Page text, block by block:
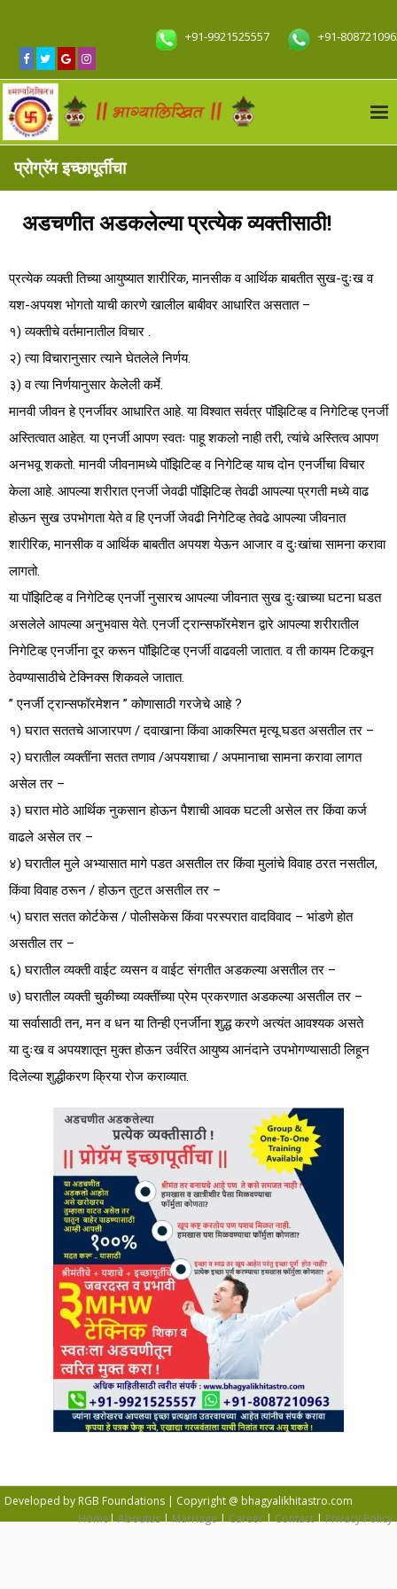
+91-9921525557 +91-
आमच्या सेवा
प्रोग्रॅम इच्छापूर्तीचा
अडचणीत अडकलेल्या प्रत्येक व्यक्तीसाठी!
प्रत्येक व्यक्ती तिच्या आयुष्यात शारीरिक, मानसीक व आर्थिक बाबतीत सुख-दुःख व
यश-अपयश भोगतो याची कारणे खालील बाबीवर आधारित असतात –
१) व्यक्तीचे वर्तमानातील विचार .
२) त्या विचारानुसार त्याने घेतलेले निर्णय.
३) व त्या निर्णयानुसार केलेली कर्मे.
मानवी जीवन हे एनर्जीवर आधारित आहे. या विश्वात सर्वत्र पॉझिटिव्ह व निगेटिव्ह एनर्जी
अस्तित्वात आहेत. या एनर्जी आपण स्वतः पाहू शकलो नाही तरी, त्यांचे अस्तित्व आपण
अनभवू शकतो. मानवी जीवनामध्ये पॉझिटिव्ह व निगेटिव्ह याच दोन एनर्जीचा विचार
केला आहे. आपल्या शरीरात एनर्जी जेवढी पॉझिटिव्ह तेवढी आपल्या प्रगती मध्ये वाढ
होऊन सुख उपभोगता येते व हि एनर्जी जेवढी निगेटिव्ह तेवढे आपल्या जीवनात
शारीरिक, मानसीक व आर्थिक बाबतीत अपयश येऊन आजार व दुःखांचा सामना करावा
लागतो.
या पॉझिटिव्ह व निगेटिव्ह एनर्जी नुसारच आपल्या जीवनात सुख दुःखाच्या घटना घडत
असलेले आपल्या अनुभवास येते. एनर्जी ट्रान्सफॉरमेशन द्वारे आपल्या शरीरातील
निगेटिव्ह एनर्जीना दूर करून पॉझिटिव्ह एनर्जी वाढवली जातात. व ती कायम टिकवून
ठेवण्यासाठीचे टेक्निक्स शिकवले जातात.
” एनर्जी ट्रान्सफॉरमेशन ” कोणासाठी गरजेचे आहे ?
१) घरात सततचे आजारपण / दवाखाना किंवा आकस्मित मृत्यू घडत असतील तर –
२) घरातील व्यक्तींना सतत तणाव /अपयशाचा / अपमानाचा सामना करावा लागत
असेल तर –
३) घरात मोठे आर्थिक नुकसान होऊन पैशाची आवक घटली असेल तर किंवा कर्ज
वाढले असेल तर –
४) घरातील मुले अभ्यासात मागे पडत असतील तर किंवा मुलांचे विवाह ठरत नसतील,
किंवा विवाह ठरून / होऊन तुटत असतील तर –
५) घरात सतत कोर्टकेस / पोलीसकेस किंवा परस्परात वादविवाद – भांडणे होत
असतील तर –
६) घरातील व्यक्ती वाईट व्यसन व वाईट संगतीत अडकल्या असतील तर –
७) घरातील व्यक्ती चुकीच्या व्यक्तींच्या प्रेम प्रकरणात अडकल्या असतील तर –
या सर्वासाठी तन, मन व धन या तिन्ही एनर्जींना शुद्ध करणे अत्यंत आवश्यक असते
या दुःख व अपयशातून मुक्त होऊन उर्वरित आयुष्य आनंदाने उपभोगण्यासाठी लिहून
दिलेल्या शुद्धीकरण क्रिया रोज कराव्यात.
Developed by RGB Foundations | Copyright @ bhagyalikhitastro.com
Home|Aboutus|Marriage|Career|Contact|Privacy Policy